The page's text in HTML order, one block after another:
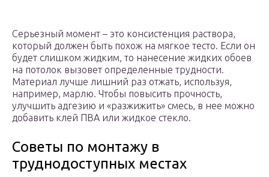
Серьезный момент – это консистенция раствора,
который должен быть похож на мягкое тесто. Если он
будет слишком жидким, то нанесение жидких обоев
на потолок вызовет определенные трудности.
Материал лучше лишний раз отжать, используя,
например, марлю. Чтобы повысить прочность,
улучшить адгезию и «разжижить» смесь, в нее можно
добавить клей ПВА или жидкое стекло.
Советы по монтажу в
труднодоступных местах